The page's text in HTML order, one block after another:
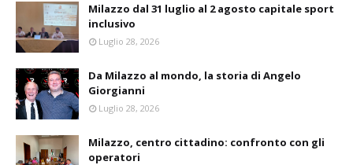
Milazzo dal 31 luglio al 2 agosto capitale sport
inclusivo
Luglio 28, 2026
Da Milazzo al mondo, la storia di Angelo
Giorgianni
Luglio 28, 2026
Milazzo, centro cittadino: confronto con gli
operatori